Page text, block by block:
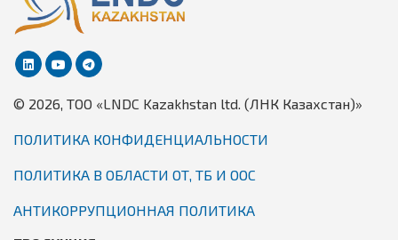
© 2026, TОО «LNDC Kazakhstan ltd. (ЛНК Казахстан)»
ПОЛИТИКА КОНФИДЕНЦИАЛЬНОСТИ
ПОЛИТИКА В ОБЛАСТИ ОТ, ТБ И ООС
АНТИКОРРУПЦИОННАЯ ПОЛИТИКА